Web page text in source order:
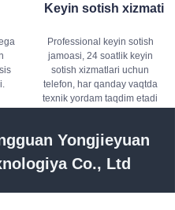
Keyin sotish xizmati
Professional keyin sotish
jamoasi, 24 soatlik keyin
sotish xizmatlari uchun
telefon, har qanday vaqtda
texnik yordam taqdim etadi
Yongjieyuan
Co., Ltd